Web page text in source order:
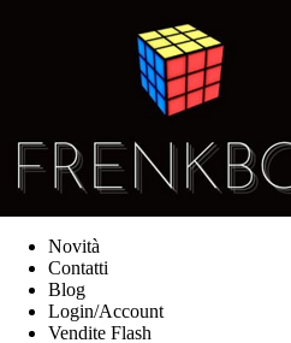
Novità
Contatti
Blog
Login/Account
Vendite Flash